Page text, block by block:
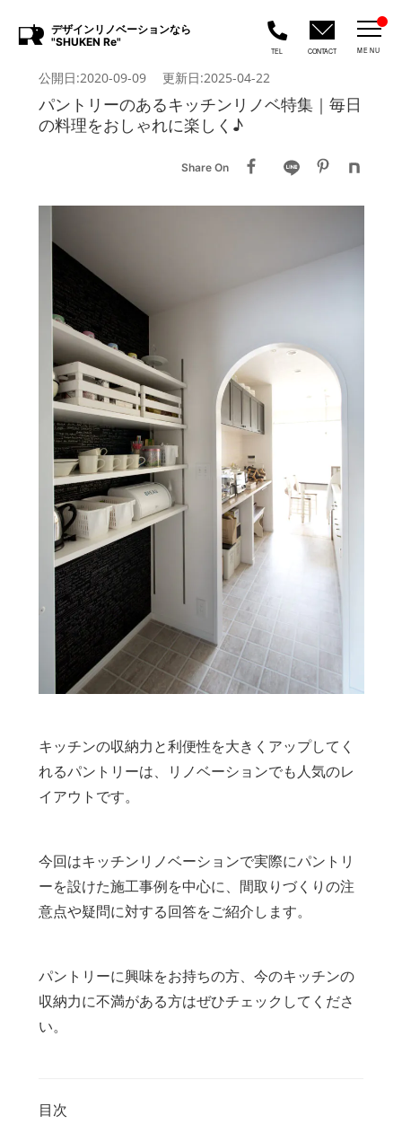
デザインリノベーションなら
"SHUKEN Re"
TEL CONTACT MENU
公開日:2020-09-09 更新日:2025-04-22
パントリーのあるキッチンリノベ特集｜毎日
の料理をおしゃれに楽しく♪
Share On
キッチンの収納力と利便性を大きくアップしてく
れるパントリーは、リノベーションでも人気のレ
イアウトです。
今回はキッチンリノベーションで実際にパントリ
ーを設けた施工事例を中心に、間取りづくりの注
意点や疑問に対する回答をご紹介します。
パントリーに興味をお持ちの方、今のキッチンの
収納力に不満がある方はぜひチェックしてくださ
い。
目次